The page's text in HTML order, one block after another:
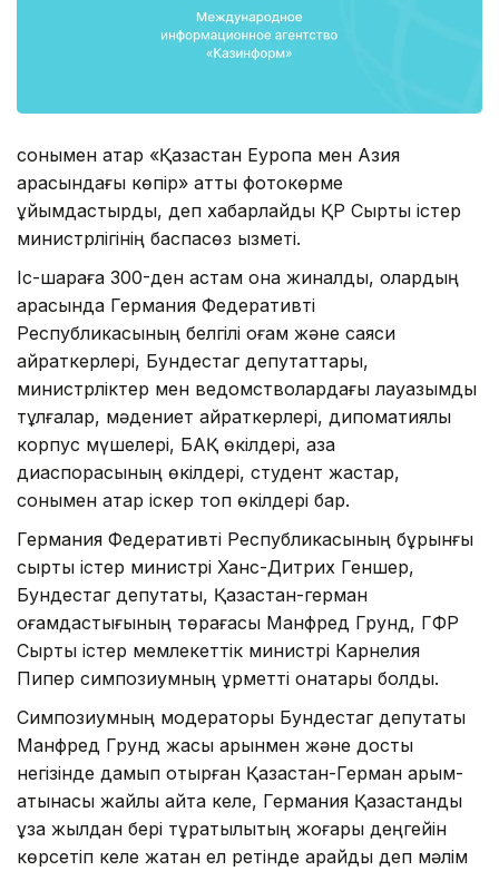
сонымен қатар «Қазақстан Еуропа мен Азия
арасындағы көпір» атты фотокөрме
ұйымдастырды, деп хабарлайды ҚР Сыртқы істер
министрлігінің баспасөз қызметі.
Іс-шараға 300-ден астам қонақ жиналды, олардың
арасында Германия Федеративті
Республикасының белгілі қоғам және саяси
қайраткерлері, Бундестаг депутаттары,
министрліктер мен ведомстволардағы лауазымды
тұлғалар, мәдениет қайраткерлері, дипоматиялық
корпус мүшелері, БАҚ өкілдері, қазақ
диаспорасының өкілдері, студент жастар,
сонымен қатар іскер топ өкілдері бар.
Германия Федеративті Республикасының бұрынғы
сыртқы істер министрі Ханс-Дитрих Геншер,
Бундестаг депутаты, Қазақстан-герман
қоғамдастығының төрағасы Манфред Грунд, ГФР
Сыртқы істер мемлекеттік министрі Карнелия
Пипер симпозиумның құрметті қонақтары болды.
Симпозиумның модераторы Бундестаг депутаты
Манфред Грунд жақсы қарқынмен және достық
негізінде дамып отырған Қазақстан-Герман қарым-
қатынасы жайлы айта келе, Германия Қазақстанды
ұзақ жылдан бері тұрақтылықтың жоғары деңгейін
көрсетіп келе жатқан ел ретінде қарайды деп мәлім